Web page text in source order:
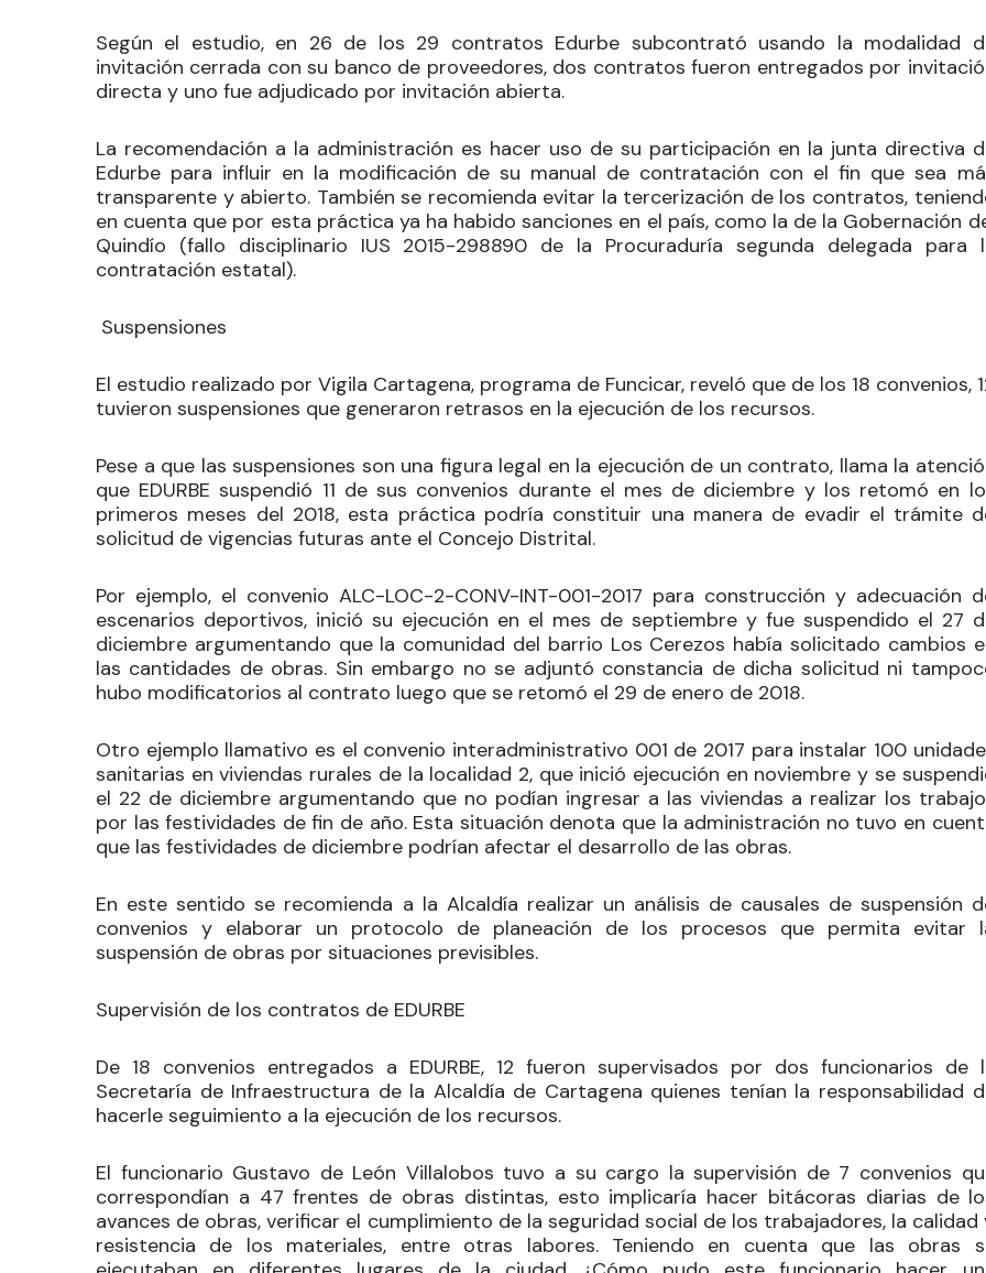
Según el estudio, en 26 de los 29 contratos Edurbe subcontrató usando la modalidad
invitación cerrada con su banco de proveedores, dos contratos fueron entregados por
directa y uno fue adjudicado por invitación abierta.
La recomendación a la administración es hacer uso de su participación en la junta directiva
Edurbe para influir en la modificación de su manual de contratación con el fin que sea
transparente y abierto. También se recomienda evitar la tercerización de los contratos,
en cuenta que por esta práctica ya ha habido sanciones en el país, como la de la Gobernación
Quindío (fallo disciplinario IUS 2015-298890 de la Procuraduría segunda delegada para
contratación estatal).
Suspensiones
El estudio realizado por Vigila Cartagena, programa de Funcicar, reveló que de los 18 convenios,
tuvieron suspensiones que generaron retrasos en la ejecución de los recursos.
Pese a que las suspensiones son una figura legal en la ejecución de un contrato, llama la
que EDURBE suspendió 11 de sus convenios durante el mes de diciembre y los retomó en
primeros meses del 2018, esta práctica podría constituir una manera de evadir el trámite
solicitud de vigencias futuras ante el Concejo Distrital.
Por ejemplo, el convenio ALC-LOC-2-CONV-INT-001-2017 para construcción y adecuación
escenarios deportivos, inició su ejecución en el mes de septiembre y fue suspendido el 27
diciembre argumentando que la comunidad del barrio Los Cerezos había solicitado cambios
las cantidades de obras. Sin embargo no se adjuntó constancia de dicha solicitud ni
hubo modificatorios al contrato luego que se retomó el 29 de enero de 2018.
Otro ejemplo llamativo es el convenio interadministrativo 001 de 2017 para instalar 100
sanitarias en viviendas rurales de la localidad 2, que inició ejecución en noviembre y se
el 22 de diciembre argumentando que no podían ingresar a las viviendas a realizar los
por las festividades de fin de año. Esta situación denota que la administración no tuvo en
que las festividades de diciembre podrían afectar el desarrollo de las obras.
En este sentido se recomienda a la Alcaldía realizar un análisis de causales de suspensión
convenios y elaborar un protocolo de planeación de los procesos que permita evitar
suspensión de obras por situaciones previsibles.
Supervisión de los contratos de EDURBE
De 18 convenios entregados a EDURBE, 12 fueron supervisados por dos funcionarios de
Secretaría de Infraestructura de la Alcaldía de Cartagena quienes tenían la responsabilidad
hacerle seguimiento a la ejecución de los recursos.
El funcionario Gustavo de León Villalobos tuvo a su cargo la supervisión de 7 convenios
correspondían a 47 frentes de obras distintas, esto implicaría hacer bitácoras diarias de
avances de obras, verificar el cumplimiento de la seguridad social de los trabajadores, la calidad
resistencia de los materiales, entre otras labores. Teniendo en cuenta que las obras